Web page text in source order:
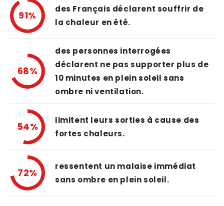
91%
des Français déclarent souffrir de
la chaleur en été.
68%
des personnes interrogées
déclarent ne pas supporter plus de
10 minutes en plein soleil sans
ombre ni ventilation.
54%
limitent leurs sorties à cause des
fortes chaleurs.
72%
ressentent un malaise immédiat
sans ombre en plein soleil.